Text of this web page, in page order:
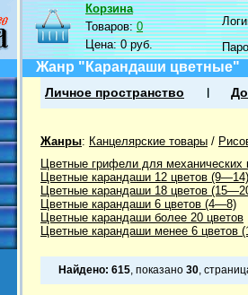
Корзина
Товаров:0
Цена:0 руб.
Жанр "Карандаши цветные"
Личное пространство
Жанры: Канцелярские товары /
Цветные грифели для механических
Цветные карандаши 12 цветов (9—14)
Цветные карандаши 18 цветов
Цветные карандаши 6 цветов (4—8)
Цветные карандаши более 20 цветов
Цветные карандаши менее 6 цветов
Найдено: 615, показано 30,